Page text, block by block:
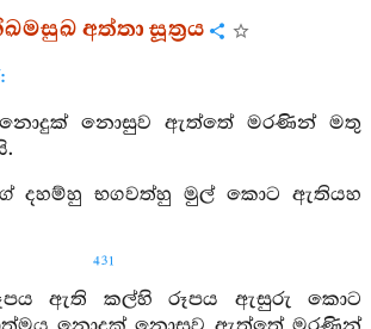
අත්තා සූත්‍රය
නොසුව ඇත්තේ මරණින් මතු
දහම්හු භගවත්හු මුල් කොට ඇතියහ
431
ඇති කල්හි රූපය ඇසුරු කොට